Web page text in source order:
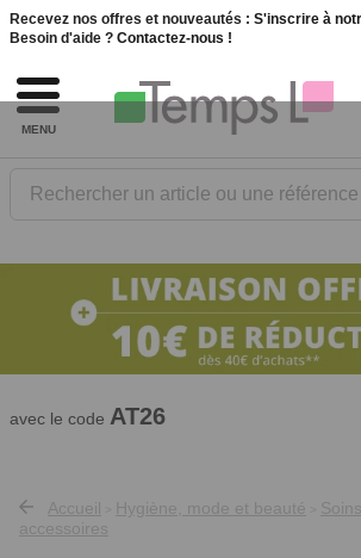
Recevez nos offres et nouveautés : S'inscrire à
Besoin d'aide ? Contactez-nous !
MENU
Rechercher un article ou une référence
10€ de réduction dès 40€ d'achat. Offre
valable du 03/08/2026 au 12/08/2026.
avec le code AT26
Accueil Hygiène, mode et beauté
accessoires